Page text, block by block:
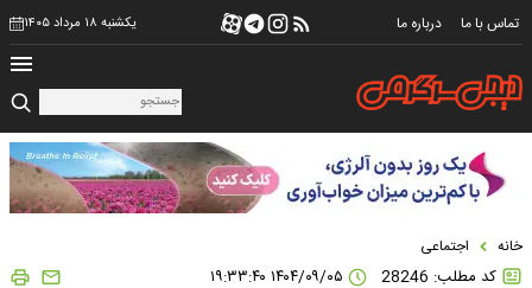
تماس با ما درباره ما یکشنبه ۱۸ مرداد ۱۴۰۵
خانه اجتماعی
کد مطلب: 28246